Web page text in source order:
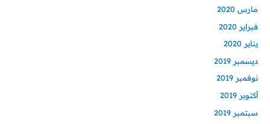
مارس 2020
فبراير 2020
يناير 2020
ديسمبر 2019
نوفمبر 2019
أكتوبر 2019
سبتمبر 2019